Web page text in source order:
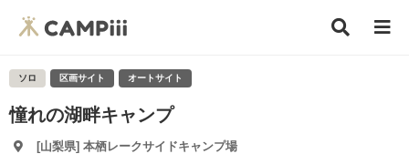
ソロ 区画サイト オートサイト
憧れの湖畔キャンプ
[山梨県] 本栖レークサイドキャンプ場